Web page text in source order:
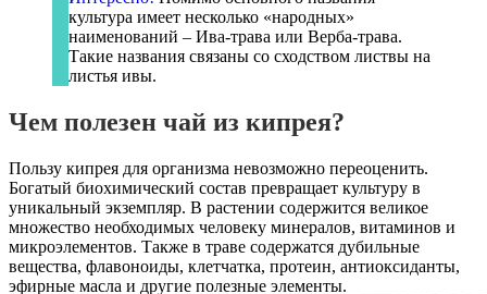
культура имеет несколько «народных»
наименований – Ива-трава или Верба-трава.
Такие названия связаны со сходством листвы на
листья ивы.
Чем полезен чай из кипрея?
Пользу кипрея для организма невозможно переоценить.
Богатый биохимический состав превращает культуру в
уникальный экземпляр. В растении содержится великое
множество необходимых человеку минералов, витаминов и
микроэлементов. Также в траве содержатся дубильные
вещества, флавоноиды, клетчатка, протеин, антиоксиданты,
эфирные масла и другие полезные элементы.